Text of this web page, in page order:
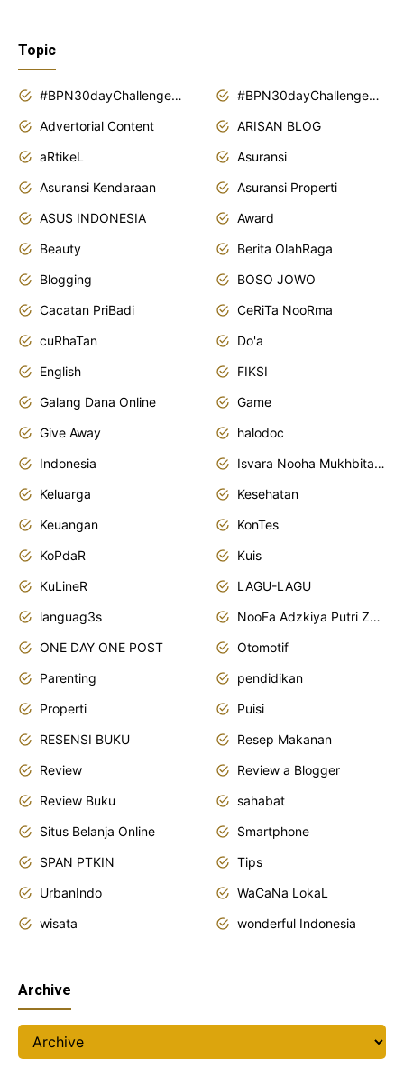
Topic
#BPN30dayChallenge2018
#BPN30dayChallenge2019
Advertorial Content
ARISAN BLOG
aRtikeL
Asuransi
Asuransi Kendaraan
Asuransi Properti
ASUS INDONESIA
Award
Beauty
Berita OlahRaga
Blogging
BOSO JOWO
Cacatan PriBadi
CeRiTa NooRma
cuRhaTan
Do'a
English
FIKSI
Galang Dana Online
Game
Give Away
halodoc
Indonesia
Isvara Nooha Mukhbita Zain
Keluarga
Kesehatan
Keuangan
KonTes
KoPdaR
Kuis
KuLineR
LAGU-LAGU
languag3s
NooFa Adzkiya Putri Zain
ONE DAY ONE POST
Otomotif
Parenting
pendidikan
Properti
Puisi
RESENSI BUKU
Resep Makanan
Review
Review a Blogger
Review Buku
sahabat
Situs Belanja Online
Smartphone
SPAN PTKIN
Tips
UrbanIndo
WaCaNa LokaL
wisata
wonderful Indonesia
Archive